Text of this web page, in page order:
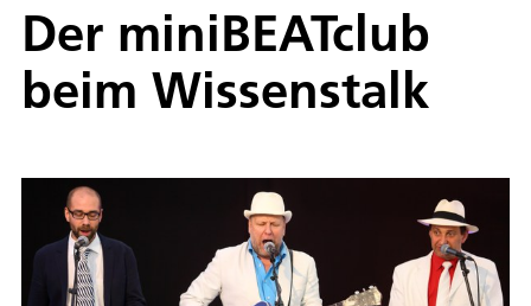
Der miniBEATclub
beim Wissenstalk